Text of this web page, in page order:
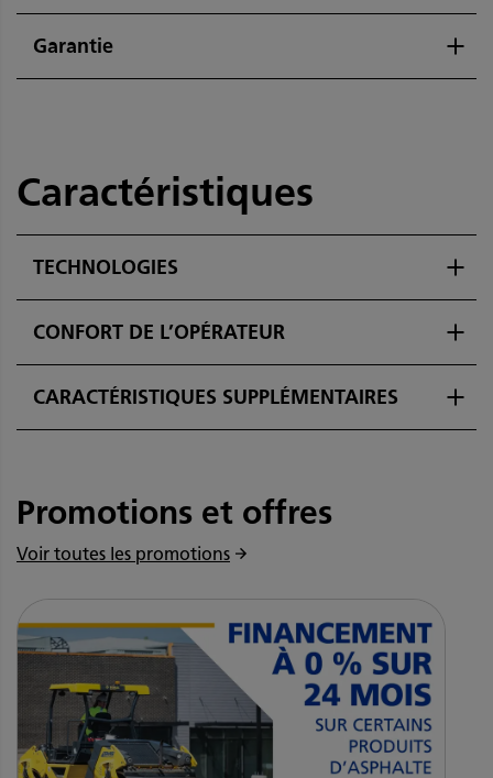
Garantie
Caractéristiques
TECHNOLOGIES
CONFORT DE L’OPÉRATEUR
CARACTÉRISTIQUES SUPPLÉMENTAIRES
Promotions et offres
Voir toutes les promotions